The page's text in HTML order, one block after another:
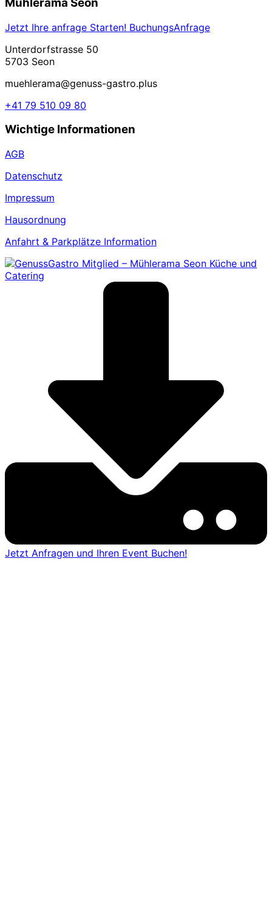
Jetzt Ihre anfrage Starten! BuchungsAnfrage
Unterdorfstrasse 50
5703 Seon
muehlerama@genuss-gastro.plus
+41 79 510 09 80
Wichtige Informationen
AGB
Datenschutz
Impressum
Hausordnung
Anfahrt & Parkplätze Information
Jetzt Anfragen und Ihren Event Buchen!